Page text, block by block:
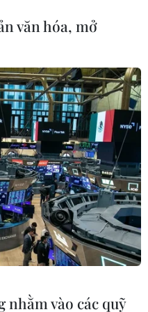
nhóm nghị sỹ đảng
tranh cử tổng thống
đã quyết định "đầu
Macron.
Hạ viện với tư cách
Cộng hòa Tiến bước.
cử viên vào chức
cam kết sẽ nỗ lực
“dân chủ hơn, hiệu
.
văn hóa, mở
nhằm vào các quỹ